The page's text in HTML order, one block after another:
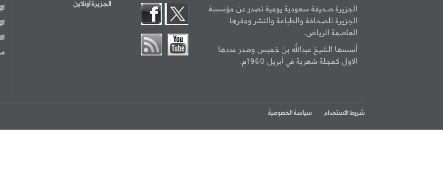
الجزيرة صحيفة سعودية يومية تصدر عن مؤسسة
الجزيرة للصحافة والطباعة والنشر ومقرها
العاصمة الرياض.
أسسها الشيخ عبدالله بن خميس وصدر عددها
الاول كمجلة شهرية في أبريل 1960م.
الجزيرة أونلاين
شروط الاستخدام سياسة الخصوصية